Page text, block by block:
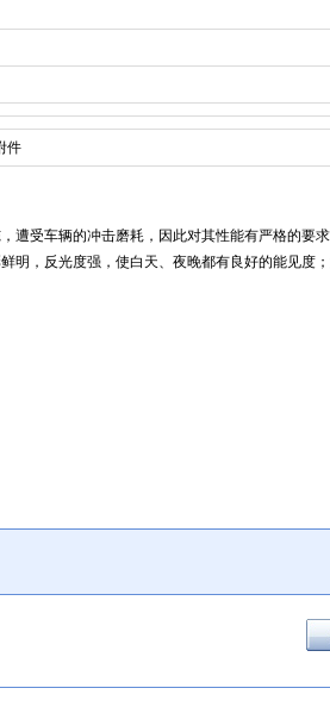
件
遭受车辆的冲击磨耗，因此对其性能有严格的要
明，反光度强，使白天、夜晚都有良好的能见度